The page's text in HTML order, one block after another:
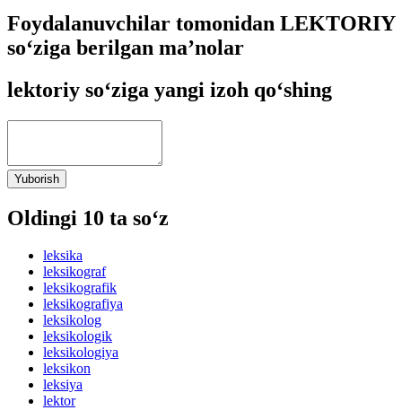
Foydalanuvchilar tomonidan LEKTORIY
so‘ziga berilgan ma’nolar
lektoriy so‘ziga yangi izoh qo‘shing
Yuborish
Oldingi 10 ta so‘z
leksika
leksikograf
leksikografik
leksikografiya
leksikolog
leksikologik
leksikologiya
leksikon
leksiya
lektor